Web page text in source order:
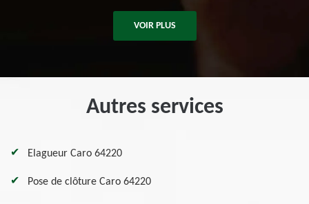
VOIR PLUS
Autres services
Elagueur Caro 64220
Pose de clôture Caro 64220